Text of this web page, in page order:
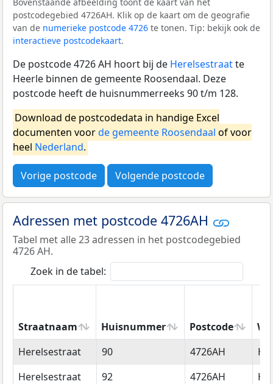
Bovenstaande afbeelding toont de kaart van het
postcodegebied 4726AH. Klik op de kaart om de geografie
van de numerieke postcode 4726 te tonen. Tip: bekijk ook de
interactieve postcodekaart.
De postcode 4726 AH hoort bij de Herelsestraatte
Heerle binnen de gemeente Roosendaal. Deze
postcode heeft de huisnummerreeks 90 t/m 128.
Download de postcodedata in handige Excel
documenten voorde gemeente Roosendaal of voor
heel Nederland.
Vorige postcode Volgende postcode
Adressen met postcode 4726AH
Tabel met alle 23 adressen in het postcodegebied
4726 AH.
Zoek in de tabel:
Straatnaam Huisnummer Postcode
Straatnaam
Huisnummer Postcode
Herelsestraat 90 4726AH
Herelsestraat
92 4726AH